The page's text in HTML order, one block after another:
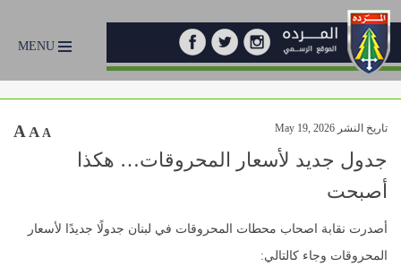
MENU
تاريخ النشر May 19, 2026 A A A
جدول جديد لأسعار المحروقات… هكذا
أصبحت
أصدرت نقابة اصحاب محطات المحروقات في لبنان جدولًا جديدًا لأسعار
المحروقات وجاء كالتالي: